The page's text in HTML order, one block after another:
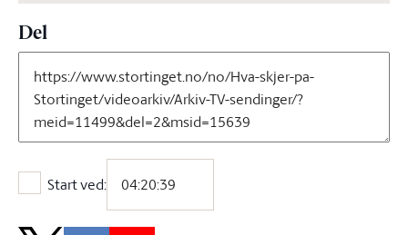
Del
Start ved:
Start ved: